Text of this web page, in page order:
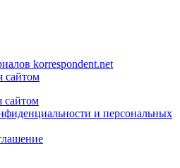
korrespondent.net
сайтом
сайтом
и персональных